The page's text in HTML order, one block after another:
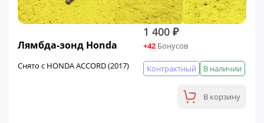
Лямбда-зонд Honda
Снято с HONDA ACCORD (2017)
1 400 ₽
+42 Бонусов
В наличии
Контрактный
В корзину